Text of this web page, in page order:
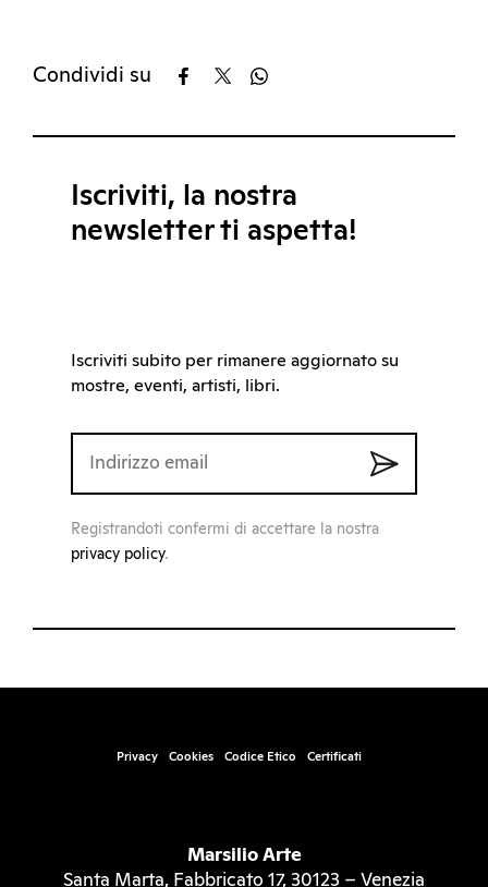
Condividi su
Iscriviti, la nostra
newsletter ti aspetta!
Iscriviti subito per rimanere aggiornato su
mostre, eventi, artisti, libri.
Registrandoti confermi di accettare la nostra
privacy policy.
Privacy Cookies Codice Etico Certificati
Marsilio Arte
Santa Marta, Fabbricato 17, 30123 – Venezia